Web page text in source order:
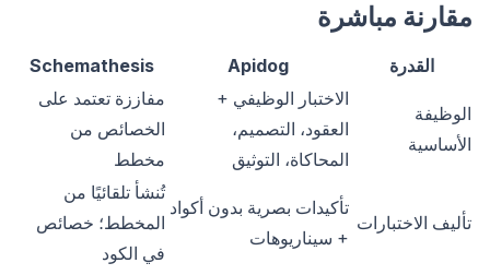
مقارنة مباشرة
القدرة Apidog
Schemathesis
الوظيفة
الأساسية
الاختبار الوظيفي +
العقود، التصميم،
المحاكاة، التوثيق
مفاززة تعتمد على
الخصائص من
مخطط
تأليف الاختبارات
تأكيدات بصرية بدون أكواد
+ سيناريوهات
تُنشأ تلقائيًا من
المخطط؛ خصائص
في الكود